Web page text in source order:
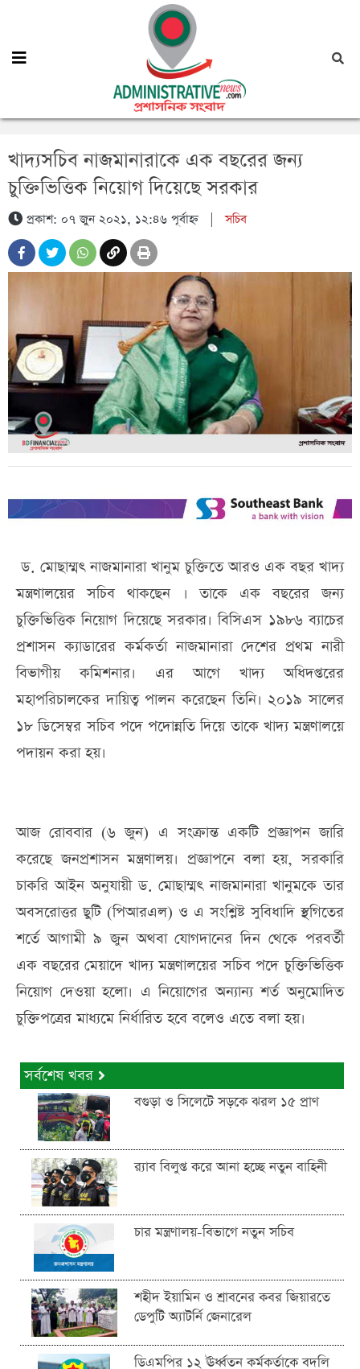
খাদ্যসচিব নাজমানারাকে এক বছরের জন্য
চুক্তিভিত্তিক নিয়োগ দিয়েছে সরকার
প্রকাশ: ০৭ জুন ২০২১, ১২:৪৬ পূর্বাহ্ন|সচিব
ড. মোছাম্মৎ নাজমানারা খানুম চুক্তিতে আরও এক বছর খাদ্য
মন্ত্রণালয়ের সচিব থাকছেন । তাকে এক বছরের জন্য
চুক্তিভিত্তিক নিয়োগ দিয়েছে সরকার। বিসিএস ১৯৮৬ ব্যাচের
প্রশাসন ক্যাডারের কর্মকর্তা নাজমানারা দেশের প্রথম নারী
বিভাগীয় কমিশনার। এর আগে খাদ্য অধিদপ্তরের
মহাপরিচালকের দায়িত্ব পালন করেছেন তিনি। ২০১৯ সালের
১৮ ডিসেম্বর সচিব পদে পদোন্নতি দিয়ে তাকে খাদ্য মন্ত্রণালয়ে
পদায়ন করা হয়।
আজ রোববার (৬ জুন) এ সংক্রান্ত একটি প্রজ্ঞাপন জারি
করেছে জনপ্রশাসন মন্ত্রণালয়। প্রজ্ঞাপনে বলা হয়, সরকারি
চাকরি আইন অনুযায়ী ড. মোছাম্মৎ নাজমানারা খানুমকে তার
অবসরোত্তর ছুটি (পিআরএল) ও এ সংশ্লিষ্ট সুবিধাদি স্থগিতের
শর্তে আগামী ৯ জুন অথবা যোগদানের দিন থেকে পরবর্তী
এক বছরের মেয়াদে খাদ্য মন্ত্রণালয়ের সচিব পদে চুক্তিভিত্তিক
নিয়োগ দেওয়া হলো। এ নিয়োগের অন্যান্য শর্ত অনুমোদিত
চুক্তিপত্রের মাধ্যমে নির্ধারিত হবে বলেও এতে বলা হয়।
সর্বশেষ খবর
বগুড়া ও সিলেটে সড়কে ঝরল ১৫ প্রাণ
র‍্যাব বিলুপ্ত করে আনা হচ্ছে নতুন বাহিনী
চার মন্ত্রণালয়-বিভাগে নতুন সচিব
শহীদ ইয়ামিন ও শ্রাবনের কবর জিয়ারতে
ডেপুটি অ্যাটর্নি জেনারেল
ডিএমপির ১২ ঊর্ধ্বতন কর্মকর্তাকে বদলি